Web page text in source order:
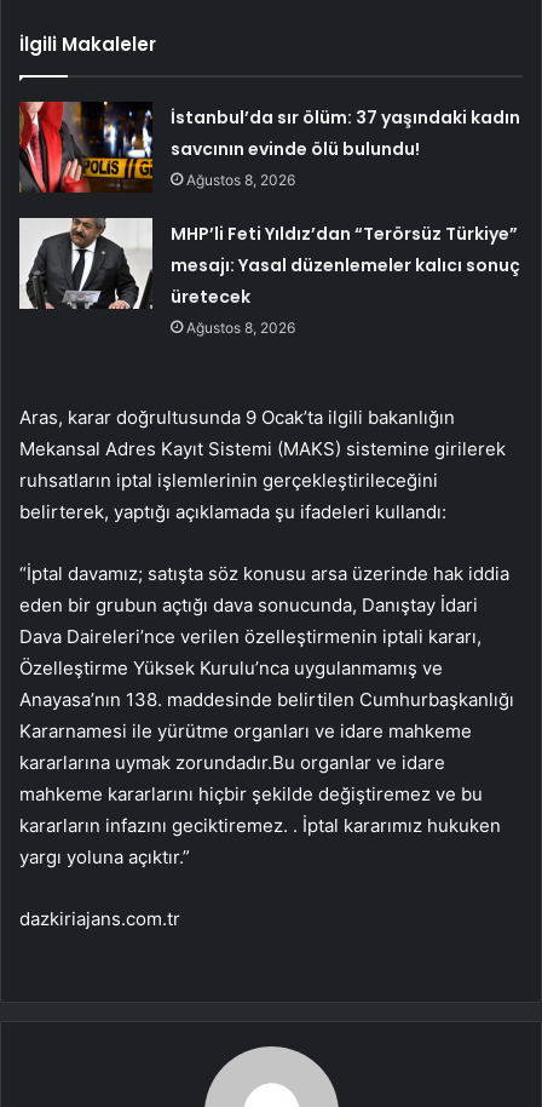
İlgili Makaleler
İstanbul’da sır ölüm: 37 yaşındaki kadın
savcının evinde ölü bulundu!
Ağustos 8, 2026
MHP’li Feti Yıldız’dan “Terörsüz Türkiye”
mesajı: Yasal düzenlemeler kalıcı sonuç
üretecek
Ağustos 8, 2026
Aras, karar doğrultusunda 9 Ocak’ta ilgili bakanlığın
Mekansal Adres Kayıt Sistemi (MAKS) sistemine girilerek
ruhsatların iptal işlemlerinin gerçekleştirileceğini
belirterek, yaptığı açıklamada şu ifadeleri kullandı:
“İptal davamız; satışta söz konusu arsa üzerinde hak iddia
eden bir grubun açtığı dava sonucunda, Danıştay İdari
Dava Daireleri’nce verilen özelleştirmenin iptali kararı,
Özelleştirme Yüksek Kurulu’nca uygulanmamış ve
Anayasa’nın 138. maddesinde belirtilen Cumhurbaşkanlığı
Kararnamesi ile yürütme organları ve idare mahkeme
kararlarına uymak zorundadır.Bu organlar ve idare
mahkeme kararlarını hiçbir şekilde değiştiremez ve bu
kararların infazını geciktiremez. . İptal kararımız hukuken
yargı yoluna açıktır.”
dazkiriajans.com.tr